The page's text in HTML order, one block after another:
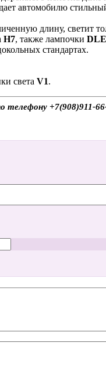
автомобилю
длину, светит
H7, также лампочки
стандартах.
света V1.
телефону +7(908)911-